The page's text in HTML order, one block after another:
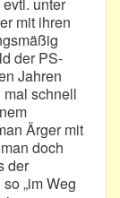
unter
mit ihren
der PS-
Jahren
schnell
Ärger mit
doch
der
„im Weg